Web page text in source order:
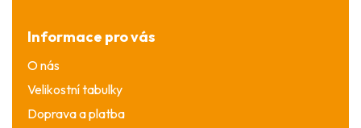
Informace pro vás
O nás
Velikostní tabulky
Doprava a platba